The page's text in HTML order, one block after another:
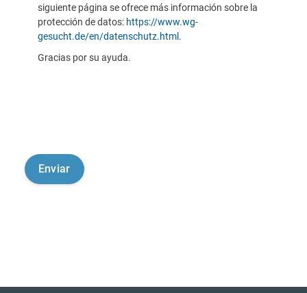
siguiente página se ofrece más información sobre la
protección de datos: https://www.wg-
gesucht.de/en/datenschutz.html .
Gracias por su ayuda.